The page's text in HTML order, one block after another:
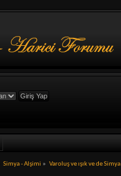
Simya - Alşimi » Varoluş ve ışık ve de Simya